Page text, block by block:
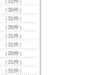
（30件）
（31件）
（30件）
（31件）
（31件）
（30件）
（31件）
（31件）